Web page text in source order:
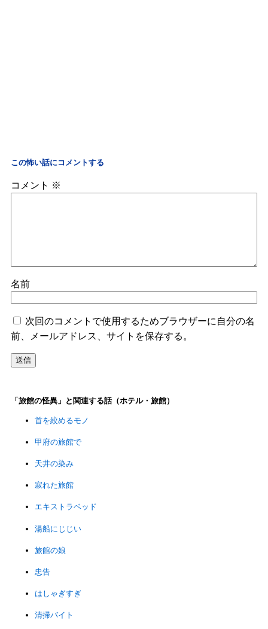
この怖い話にコメントする
コメント ※
名前
次回のコメントで使用するためブラウザーに自分の名
前、メールアドレス、サイトを保存する。
「旅館の怪異」と関連する話（ホテル・旅館）
首を絞めるモノ
甲府の旅館で
天井の染み
寂れた旅館
エキストラベッド
湯船にじじい
旅館の娘
忠告
はしゃぎすぎ
清掃バイト